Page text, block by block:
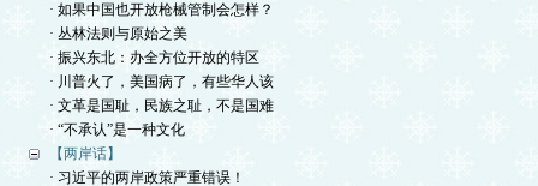
· 如果中国也开放枪械管制会怎样？
· 丛林法则与原始之美
· 振兴东北：办全方位开放的特区
· 川普火了，美国病了，有些华人该
· 文革是国耻，民族之耻，不是国难
· “不承认”是一种文化
【两岸话】
· 习近平的两岸政策严重错误！